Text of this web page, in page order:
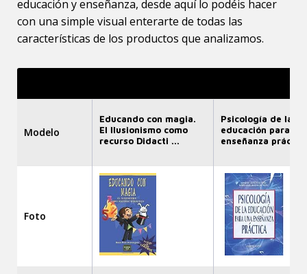
educación y enseñanza, desde aquí lo podéis hacer
con una simple visual enterarte de todas las
características de los productos que analizamos.
Modelo
Educando con magia.
El Ilusionismo como
recurso Didacti ...
Psicología de la
educación para
enseñanza
Foto